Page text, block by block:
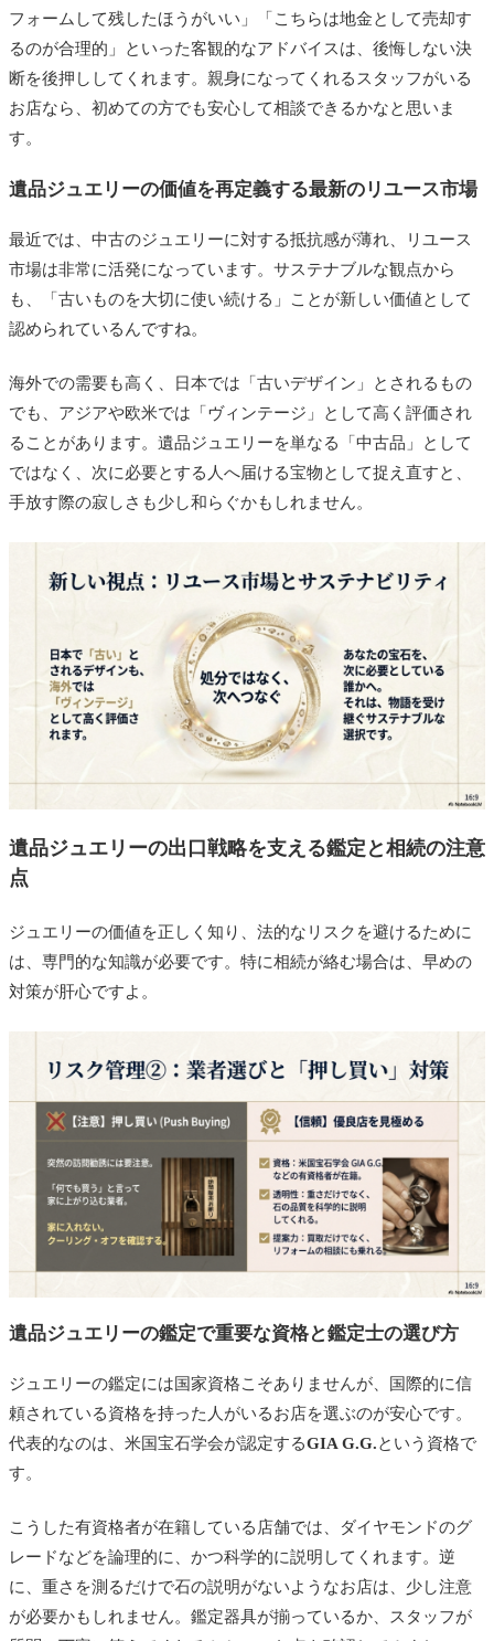
フォームして残したほうがいい」「こちらは地金として売却す
るのが合理的」といった客観的なアドバイスは、後悔しない決
断を後押ししてくれます。親身になってくれるスタッフがいる
お店なら、初めての方でも安心して相談できるかなと思いま
す。
遺品ジュエリーの価値を再定義する最新のリユース市場
最近では、中古のジュエリーに対する抵抗感が薄れ、リユース
市場は非常に活発になっています。サステナブルな観点から
も、「古いものを大切に使い続ける」ことが新しい価値として
認められているんですね。
海外での需要も高く、日本では「古いデザイン」とされるもの
でも、アジアや欧米では「ヴィンテージ」として高く評価され
ることがあります。遺品ジュエリーを単なる「中古品」として
ではなく、 次に必要とする人へ届ける宝物として捉え直すと、
手放す際の寂しさも少し和らぐかもしれません。
遺品ジュエリーの出口戦略を支える鑑定と相続の注意
点
ジュエリーの価値を正しく知り、法的なリスクを避けるために
は、専門的な知識が必要です。特に相続が絡む場合は、早めの
対策が肝心ですよ。
遺品ジュエリーの鑑定で重要な資格と鑑定士の選び方
ジュエリーの鑑定には国家資格こそありませんが、国際的に信
頼されている資格を持った人がいるお店を選ぶのが安心です。
代表的なのは、米国宝石学会が認定するGIA G.G.という資格で
す。
こうした有資格者が在籍している店舗では、ダイヤモンドのグ
レードなどを論理的に、かつ科学的に説明してくれます。逆
に、重さを測るだけで石の説明がないようなお店は、少し注意
が必要かもしれません。鑑定器具が揃っているか、スタッフが